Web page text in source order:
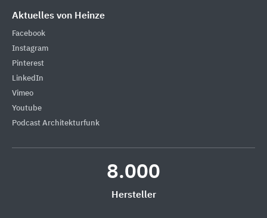
Aktuelles von Heinze
Facebook
Instagram
Pinterest
LinkedIn
Vimeo
Youtube
Podcast Architekturfunk
8.000
Hersteller